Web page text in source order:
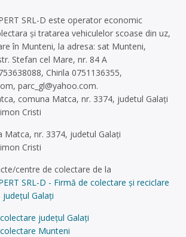
SRL-D este operator economic
și tratarea vehiculelor scoase din uz,
în Munteni, la adresa: sat Munteni,
Stefan cel Mare, nr. 84 A
Chirila 0751136355,
, parc_gl@yahoo.com.
comuna Matca, nr. 3374, judetul Galați
Cristi
Matca, nr. 3374, judetul Galați
Cristi
centre de colectare de la
SRL-D - Firmă de colectare și reciclare
Galați
județul Galați
Munteni